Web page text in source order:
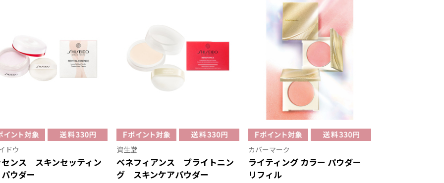
ドウ
センス スキンセッティン
ウダー
資生堂
ベネフィアンス ブライトニン
グ スキンケアパウダー
カバーマーク
ライティング カラー パウダー
リフィル